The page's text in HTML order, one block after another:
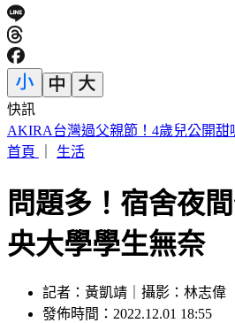
快訊
白海豚「影響最劇」時間到！中北
末
問題多！宿舍夜
央大學學生無奈
記者：黃凱靖｜攝影：林志偉